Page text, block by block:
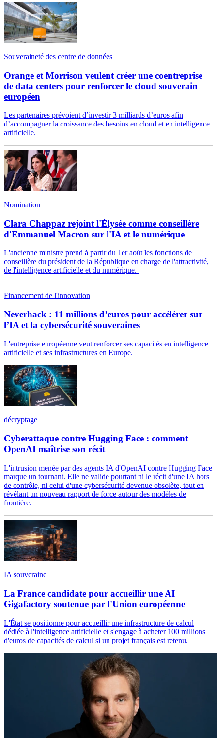
Souveraineté des centre de données
Orange et Morrison veulent créer une coentreprise
de data centers pour renforcer le cloud souverain
européen
Les partenaires prévoient d’investir 3 milliards d’euros afin
d’accompagner la croissance des besoins en cloud et en intelligence
artificielle.
Nomination
Clara Chappaz rejoint l'Élysée comme conseillère
d'Emmanuel Macron sur l'IA et le numérique
L'ancienne ministre prend à partir du 1er août les fonctions de
conseillère du président de la République en charge de l'attractivité,
de l'intelligence artificielle et du numérique.
Financement de l'innovation
Neverhack : 11 millions d’euros pour accélérer sur
l’IA et la cybersécurité souveraines
L'entreprise européenne veut renforcer ses capacités en intelligence
artificielle et ses infrastructures en Europe.
décryptage
Cyberattaque contre Hugging Face : comment
OpenAI maîtrise son récit
L'intrusion menée par des agents IA d'OpenAI contre Hugging Face
marque un tournant. Elle ne valide pourtant ni le récit d'une IA hors
de contrôle, ni celui d'une cybersécurité devenue obsolète, tout en
révélant un nouveau rapport de force autour des modèles de
frontière.
IA souveraine
La France candidate pour accueillir une AI
Gigafactory soutenue par l'Union européenne
L'État se positionne pour accueillir une infrastructure de calcul
dédiée à l'intelligence artificielle et s'engage à acheter 100 millions
d'euros de capacités de calcul si un projet français est retenu.